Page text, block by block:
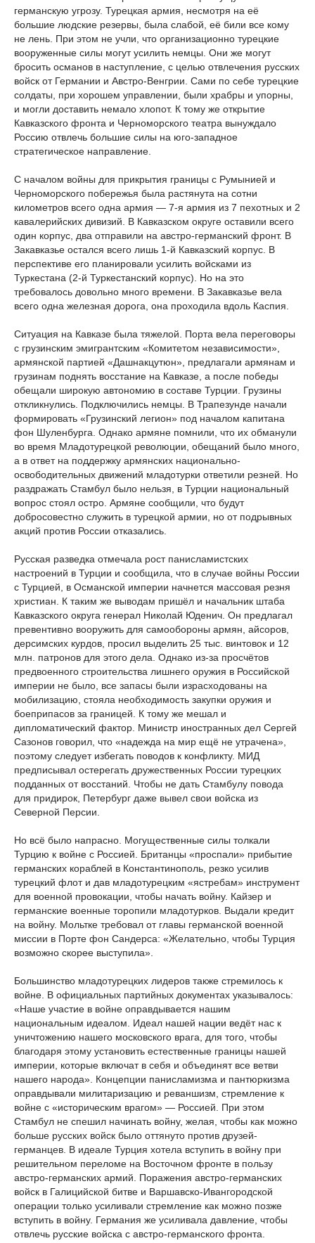
германскую угрозу. Турецкая армия, несмотря на её
большие людские резервы, была слабой, её били все кому
не лень. При этом не учли, что организационно турецкие
вооруженные силы могут усилить немцы. Они же могут
бросить османов в наступление, с целью отвлечения русских
войск от Германии и Австро-Венгрии. Сами по себе турецкие
солдаты, при хорошем управлении, были храбры и упорны,
и могли доставить немало хлопот. К тому же открытие
Кавказского фронта и Черноморского театра вынуждало
Россию отвлечь большие силы на юго-западное
стратегическое направление.
С началом войны для прикрытия границы с Румынией и
Черноморского побережья была растянута на сотни
километров всего одна армия — 7-я армия из 7 пехотных и 2
кавалерийских дивизий. В Кавказском округе оставили всего
один корпус, два отправили на австро-германский фронт. В
Закавказье остался всего лишь 1-й Кавказский корпус. В
перспективе его планировали усилить войсками из
Туркестана (2-й Туркестанский корпус). Но на это
требовалось довольно много времени. В Закавказье вела
всего одна железная дорога, она проходила вдоль Каспия.
Ситуация на Кавказе была тяжелой. Порта вела переговоры
с грузинским эмигрантским «Комитетом независимости»,
армянской партией «Дашнакцутюн», предлагали армянам и
грузинам поднять восстание на Кавказе, а после победы
обещали широкую автономию в составе Турции. Грузины
откликнулись. Подключились немцы. В Трапезунде начали
формировать «Грузинский легион» под началом капитана
фон Шуленбурга. Однако армяне помнили, что их обманули
во время Младотурецкой революции, обещаний было много,
а в ответ на поддержку армянских национально-
освободительных движений младотурки ответили резней. Но
раздражать Стамбул было нельзя, в Турции национальный
вопрос стоял остро. Армяне сообщили, что будут
добросовестно служить в турецкой армии, но от подрывных
акций против России отказались.
Русская разведка отмечала рост панисламистских
настроений в Турции и сообщила, что в случае войны России
с Турцией, в Османской империи начнется массовая резня
христиан. К таким же выводам пришёл и начальник штаба
Кавказского округа генерал Николай Юденич. Он предлагал
превентивно вооружить для самообороны армян, айсоров,
дерсимских курдов, просил выделить 25 тыс. винтовок и 12
млн. патронов для этого дела. Однако из-за просчётов
предвоенного строительства лишнего оружия в Российской
империи не было, все запасы были израсходованы на
мобилизацию, стояла необходимость закупки оружия и
боеприпасов за границей. К тому же мешал и
дипломатический фактор. Министр иностранных дел Сергей
Сазонов говорил, что «надежда на мир ещё не утрачена»,
поэтому следует избегать поводов к конфликту. МИД
предписывал остерегать дружественных России турецких
подданных от восстаний. Чтобы не дать Стамбулу повода
для придирок, Петербург даже вывел свои войска из
Северной Персии.
Но всё было напрасно. Могущественные силы толкали
Турцию к войне с Россией. Британцы «проспали» прибытие
германских кораблей в Константинополь, резко усилив
турецкий флот и дав младотурецким «ястребам» инструмент
для военной провокации, чтобы начать войну. Кайзер и
германские военные торопили младотурков. Выдали кредит
на войну. Мольтке требовал от главы германской военной
миссии в Порте фон Сандерса: «Желательно, чтобы Турция
возможно скорее выступила».
Большинство младотурецких лидеров также стремилось к
войне. В официальных партийных документах указывалось:
«Наше участие в войне оправдывается нашим
национальным идеалом. Идеал нашей нации ведёт нас к
уничтожению нашего московского врага, для того, чтобы
благодаря этому установить естественные границы нашей
империи, которые включат в себя и объединят все ветви
нашего народа». Концепции панисламизма и пантюркизма
оправдывали милитаризацию и реваншизм, стремление к
войне с «историческим врагом» — Россией. При этом
Стамбул не спешил начинать войну, желая, чтобы как можно
больше русских войск было оттянуто против друзей-
германцев. В идеале Турция хотела вступить в войну при
решительном переломе на Восточном фронте в пользу
австро-германских армий. Поражения австро-германских
войск в Галицийской битве и Варшавско-Ивангородской
операции только усиливали стремление как можно позже
вступить в войну. Германия же усиливала давление, чтобы
отвлечь русские войска с австро-германского фронта.